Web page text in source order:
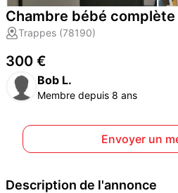
Chambre bébé
Trappes (78190)
300 €
Bob L.
Membre depuis 8 ans
Envoyer un
Description de l'annonce